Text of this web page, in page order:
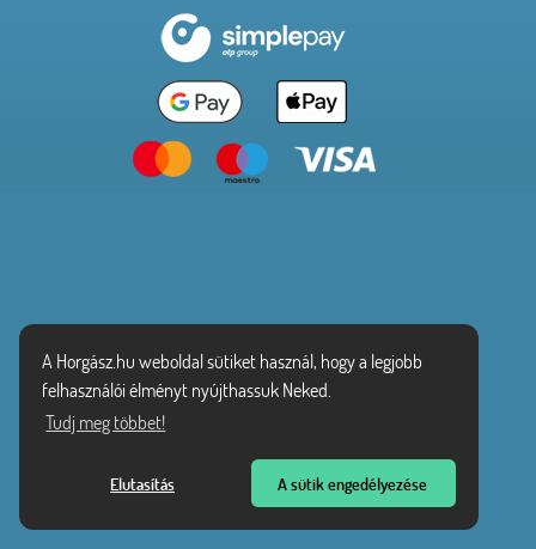
A Horgász.hu weboldal sütiket használ, hogy a legjobb
felhasználói élményt nyújthassuk Neked.
Tudj meg többet!
Elutasítás A sütik engedélyezése